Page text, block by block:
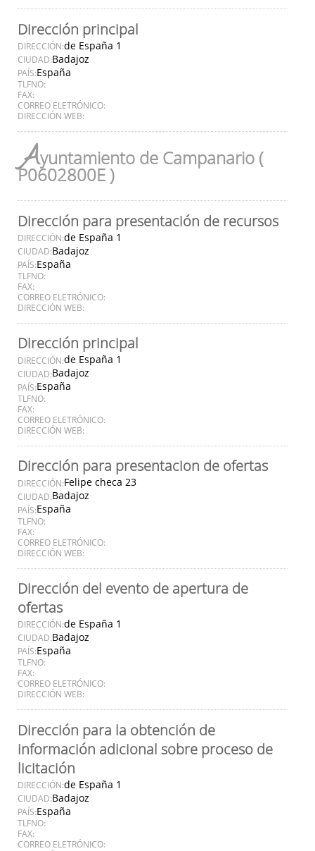
Dirección principal
DIRECCIÓN:de España 1
CIUDAD:Badajoz
PAÍS:España
TLFNO:
FAX:
CORREO ELETRÓNICO:
DIRECCIÓN WEB:
Ayuntamiento de Campanario (
P0602800E )
Dirección para presentación de recursos
DIRECCIÓN:de España 1
CIUDAD:Badajoz
PAÍS:España
TLFNO:
FAX:
CORREO ELETRÓNICO:
DIRECCIÓN WEB:
Dirección principal
DIRECCIÓN:de España 1
CIUDAD:Badajoz
PAÍS:España
TLFNO:
FAX:
CORREO ELETRÓNICO:
DIRECCIÓN WEB:
Dirección para presentacion de ofertas
DIRECCIÓN:Felipe checa 23
CIUDAD:Badajoz
PAÍS:España
TLFNO:
FAX:
CORREO ELETRÓNICO:
DIRECCIÓN WEB:
Dirección del evento de apertura de
ofertas
DIRECCIÓN:de España 1
CIUDAD:Badajoz
PAÍS:España
TLFNO:
FAX:
CORREO ELETRÓNICO:
DIRECCIÓN WEB:
Dirección para la obtención de
información adicional sobre proceso de
licitación
DIRECCIÓN:de España 1
CIUDAD:Badajoz
PAÍS:España
TLFNO:
FAX:
CORREO ELETRÓNICO: